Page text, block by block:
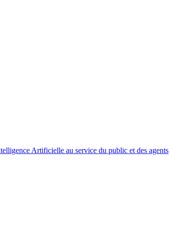
Artificielle au service du public et des agents